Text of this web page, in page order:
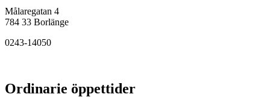
Målaregatan 4
784 33 Borlänge
0243-14050
Ordinarie öppettider